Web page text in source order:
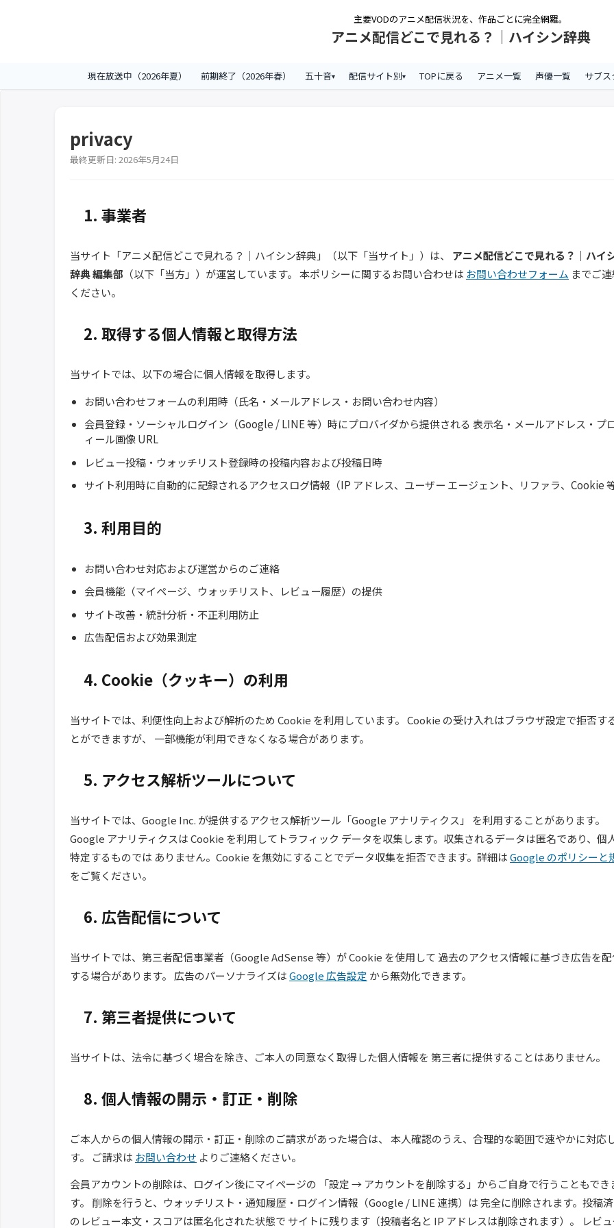
主要VODのアニメ配信状況を、作品ごとに完全網羅。
アニメ配信どこで見れる？｜ハイシン辞典
現在放送中（2026年夏） 前期終了（2026年春） 五十音 配信サイト別 TOPに戻る アニメ一覧 声優一覧 サブ
privacy
最終更新日: 2026年5月24日
1. 事業者
当サイト「アニメ配信どこで見れる？｜ハイシン辞典」（以下「当サイト」）は、 アニメ配信どこで見れる？｜ハイ
辞典 編集部 （以下「当方」）が運営しています。 本ポリシーに関するお問い合わせは お問い合わせフォーム までご
ください。
2. 取得する個人情報と取得方法
当サイトでは、以下の場合に個人情報を取得します。
お問い合わせフォームの利用時（氏名・メールアドレス・お問い合わせ内容）
会員登録・ソーシャルログイン（Google / LINE 等）時にプロバイダから提供される 表示名・メールアドレス・プ
ィール画像 URL
レビュー投稿・ウォッチリスト登録時の投稿内容および投稿日時
サイト利用時に自動的に記録されるアクセスログ情報（IP アドレス、ユーザー エージェント、リファラ、Cookie 等
3. 利用目的
お問い合わせ対応および運営からのご連絡
会員機能（マイページ、ウォッチリスト、レビュー履歴）の提供
サイト改善・統計分析・不正利用防止
広告配信および効果測定
4. Cookie（クッキー）の利用
当サイトでは、利便性向上および解析のため Cookie を利用しています。 Cookie の受け入れはブラウザ設定で拒否す
とができますが、 一部機能が利用できなくなる場合があります。
5. アクセス解析ツールについて
当サイトでは、Google Inc. が提供するアクセス解析ツール「Google アナリティクス」 を利用することがあります。
Google アナリティクスは Cookie を利用してトラフィック データを収集します。収集されるデータは匿名であり、個
特定するものでは ありません。Cookie を無効にすることでデータ収集を拒否できます。詳細はGoogle のポリシーと
をご覧ください。
6. 広告配信について
当サイトでは、第三者配信事業者（Google AdSense 等）が Cookie を使用して 過去のアクセス情報に基づき広告を
する場合があります。 広告のパーソナライズはGoogle 広告設定 から無効化できます。
7. 第三者提供について
当サイトは、法令に基づく場合を除き、ご本人の同意なく取得した個人情報を 第三者に提供することはありません。
8. 個人情報の開示・訂正・削除
ご本人からの個人情報の開示・訂正・削除のご請求があった場合は、 本人確認のうえ、合理的な範囲で速やかに対応
す。 ご請求は お問い合わせ よりご連絡ください。
会員アカウントの削除は、ログイン後にマイページの 「設定 → アカウントを削除する」からご自身で行うこともでき
す。 削除を行うと、ウォッチリスト・通知履歴・ログイン情報（Google / LINE 連携）は 完全に削除されます。投稿
のレビュー本文・スコアは匿名化された状態で サイトに残ります（投稿者名と IP アドレスは削除されます）。 レビュ